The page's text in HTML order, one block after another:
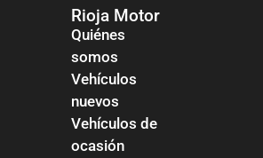
Rioja Motor
Quiénes
somos
Vehículos
nuevos
Vehículos de
ocasión